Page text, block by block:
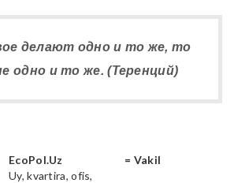
делают одно и то же, то
одно и то же. (Теренций)
EcoPol.Uz = Vakil
Uy, kvartira, ofis,